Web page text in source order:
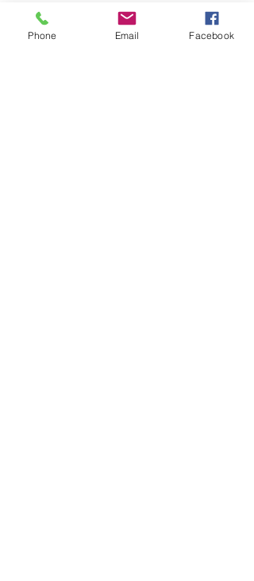
Phone Email Facebook